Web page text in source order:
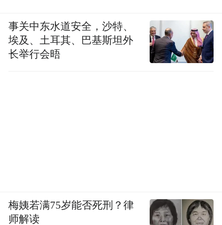
事关中东水道安全，沙特、
埃及、土耳其、巴基斯坦外
长举行会晤
梅姨若满75岁能否死刑？律
师解读